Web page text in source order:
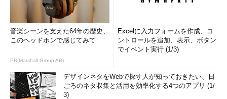
音楽シーンを支えた64年の歴史、
このヘッドホンで感じてみて
PR(Marshall Group AB)
Excelに入力フォームを作成、コ
ントロールを追加、表示、ボタン
でイベント実行 (1/3)
デザインネタをWebで探す人が知っておきたい、日
ごろのネタ収集と活用を効率化する4つのアプリ (1/
3)